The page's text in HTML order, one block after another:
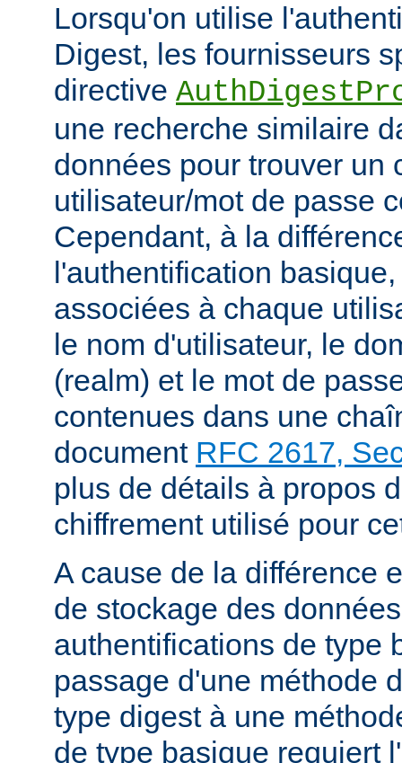
Lorsqu'on utilise
Digest, les fournisseurs
directive
une recherche similaire
données pour trouver un
utilisateur/mot de passe
Cependant, à la
l'authentification
associées à chaque
le nom d'utilisateur, le
(realm) et le mot de
contenues dans une
document RFC 2617,
plus de détails à propos
chiffrement utilisé pour
A cause de la différence
de stockage des
authentifications de type
passage d'une méthode
type digest à une
de type basique requiert